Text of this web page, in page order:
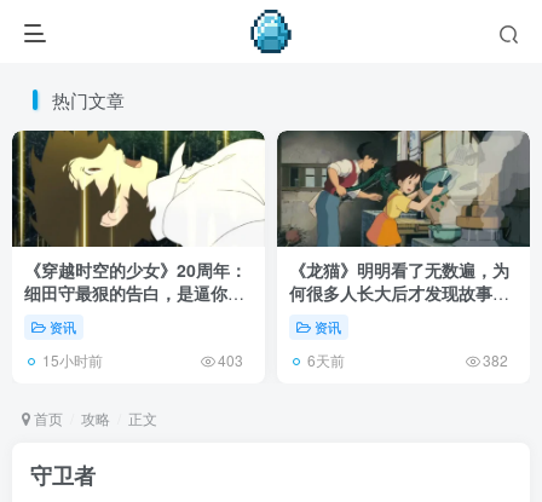
热门文章
《穿越时空的少女》20周年：
细田守最狠的告白，是逼你承
认有些夏天回不去了！
资讯
15小时前 403
《龙猫》明明看了无数遍，为
何很多人长大后才发现故事根
本不在 1988 年！
资讯
6天前 382
首页 攻略 正文
守卫者